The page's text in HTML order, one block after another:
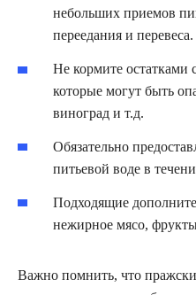
небольших приемов
переедания и перевеса.
Не кормите остатками
которые могут быть
виноград и т.д.
Обязательно
питьевой воде в
Подходящие
нежирное мясо,
Важно помнить, что